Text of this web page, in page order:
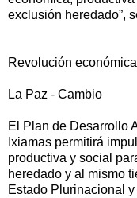
exclusión heredado”,
Revolución
La Paz - Cambio
El Plan de Desarrollo
Ixiamas permitirá
productiva y social
heredado y al mismo
Estado Plurinacional